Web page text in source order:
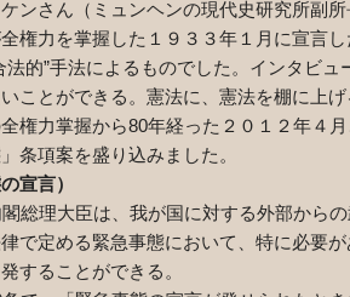
ンさん（ミュンヘンの現代史研究所副
権力を掌握した１９３３年１月に宣言
法的”手法によるものでした。インタビ
ことができる。憲法に、憲法を棚に上
権力掌握から80年経った２０１２年４
条項案を盛り込みました。
宣言）
総理大臣は、我が国に対する外部から
で定める緊急事態において、特に必要
することができる。